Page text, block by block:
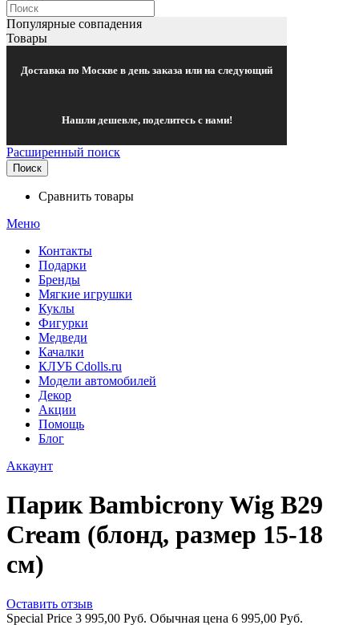
Популярные совпадения
Товары
Доставка по Москве в день заказа или на следующий
Нашли дешевле, поделитесь с нами!
Расширенный поиск
Поиск
Сравнить товары
Меню
Контакты
Подарки
Бренды
Мягкие игрушки
Куклы
Фигурки
Медведи
Качалки
КЛУБ Cdolls.ru
Модели автомобилей
Декор
Акции
Помощь
Блог
Аккаунт
Парик Bambicrony Wig B29
Cream (блонд, размер 15-18
см)
Оставить отзыв
Special Price 3 995,00 Руб. Обычная цена 6 995,00 Руб.